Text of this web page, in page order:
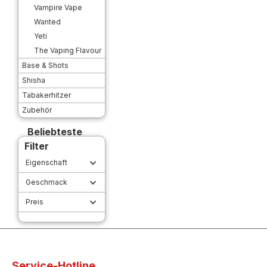
Vampire Vape
Wanted
Yeti
The Vaping Flavour
Base & Shots
Shisha
Tabakerhitzer
Zubehör
Beliebteste
Filter
Eigenschaft
Geschmack
Preis